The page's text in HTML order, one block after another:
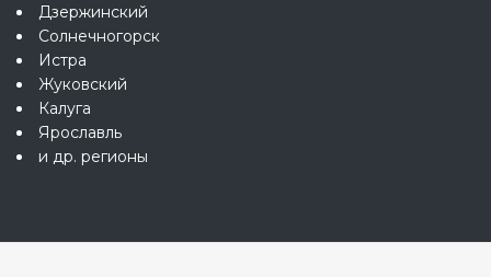
Дзержинский
Солнечногорск
Истра
Жуковский
Калуга
Ярославль
и др. регионы